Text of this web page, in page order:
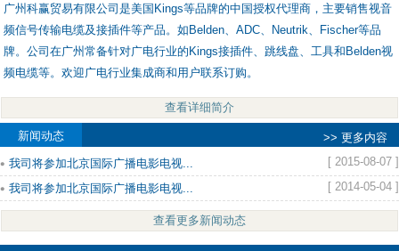
广州科赢贸易有限公司是美国Kings等品牌的中国授权代理商，主要销售视音
频信号传输电缆及接插件等产品。如Belden、ADC、Neutrik、Fischer等品
牌。公司在广州常备针对广电行业的Kings接插件、跳线盘、工具和Belden视
频电缆等。欢迎广电行业集成商和用户联系订购。
查看详细简介
新闻动态
>> 更多内容
我司将参加北京国际广播电影电视...
[ 2015-08-07 ]
我司将参加北京国际广播电影电视...
[ 2014-05-04 ]
查看更多新闻动态